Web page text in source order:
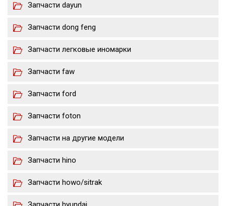
Запчасти dayun
Запчасти dong feng
Запчасти легковые иномарки
Запчасти faw
Запчасти ford
Запчасти foton
Запчасти на другие модели
Запчасти hino
Запчасти howo/sitrak